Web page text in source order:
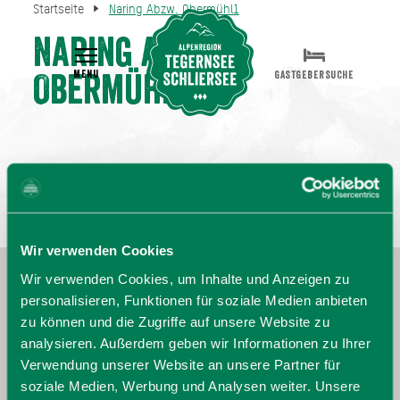
Wir verwenden Cookies
Wir verwenden Cookies, um Inhalte und Anzeigen zu
personalisieren, Funktionen für soziale Medien anbieten
zu können und die Zugriffe auf unsere Website zu
analysieren. Außerdem geben wir Informationen zu Ihrer
Verwendung unserer Website an unsere Partner für
soziale Medien, Werbung und Analysen weiter. Unsere
Startseite Naring Abzw. Obermühl1
Naring Abzw.
Obermühl1
MENU GASTGEBERSUCHE